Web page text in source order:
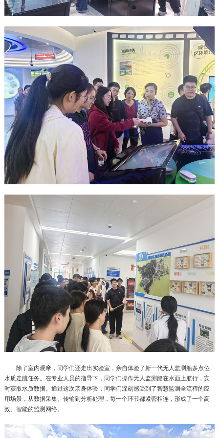
除了室内观摩，同学们还走出实验室，亲自体验了新一代无人监测船多点位
水质走航任务。在专业人员的指导下，同学们操作无人监测船在水面上航行，实
时获取水质数据。通过这次亲身体验，同学们深刻感受到了智慧监测全流程的应
用场景，从数据采集、传输到分析处理，每一个环节都紧密相连，形成了一个高
效、智能的监测网络。